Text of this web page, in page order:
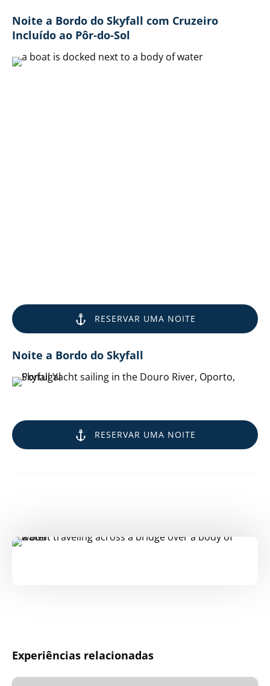
Noite a Bordo do Skyfall com Cruzeiro
Incluído ao Pôr-do-Sol
RESERVAR UMA NOITE
Noite a Bordo do Skyfall
RESERVAR UMA NOITE
Experiências relacionadas